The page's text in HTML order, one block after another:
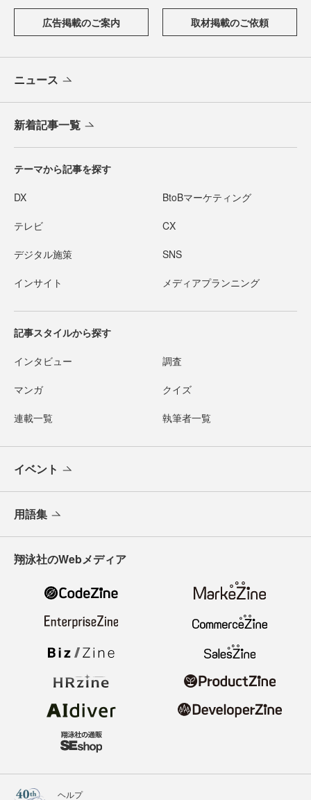
広告掲載のご案内 取材掲載のご依頼
ニュース
新着記事一覧
テーマから記事を探す
DX BtoBマーケティング
テレビ CX
デジタル施策 SNS
インサイト メディアプランニング
記事スタイルから探す
インタビュー 調査
マンガ クイズ
連載一覧 執筆者一覧
イベント
用語集
翔泳社のWebメディア
ヘルプ